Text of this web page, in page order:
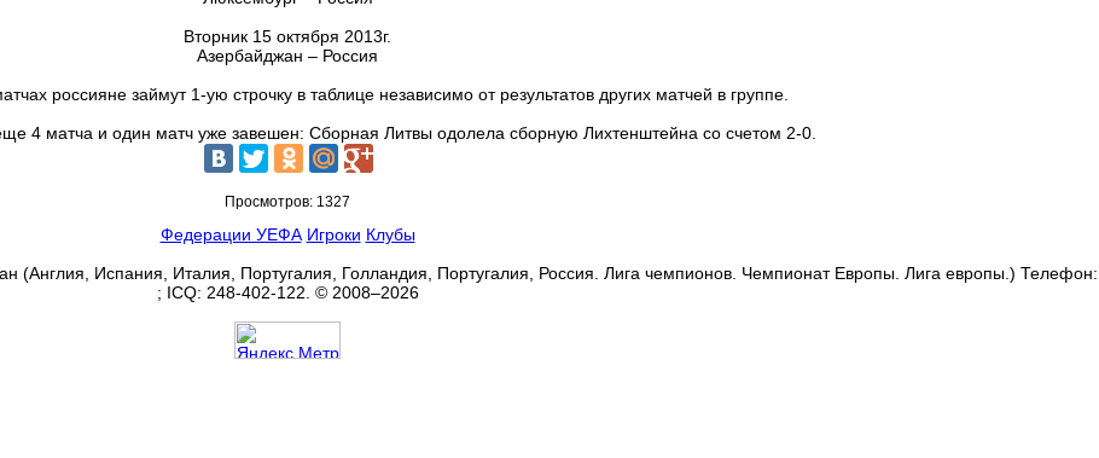
Вторник 15 октября 2013г.
Азербайджан – Россия
россияне займут 1-ую строчку в таблице независимо от результатов других матчей в группе.
4 матча и один матч уже завешен: Сборная Литвы одолела сборную Лихтенштейна со счетом 2-0.
Просмотров: 1327
Федерации УЕФА Игроки Клубы
(Англия, Испания, Италия, Португалия, Голландия, Португалия, Россия. Лига чемпионов. Чемпионат Европы. Лига европы.) Телефон:
; ICQ: 248-402-122 . © 2008–2026